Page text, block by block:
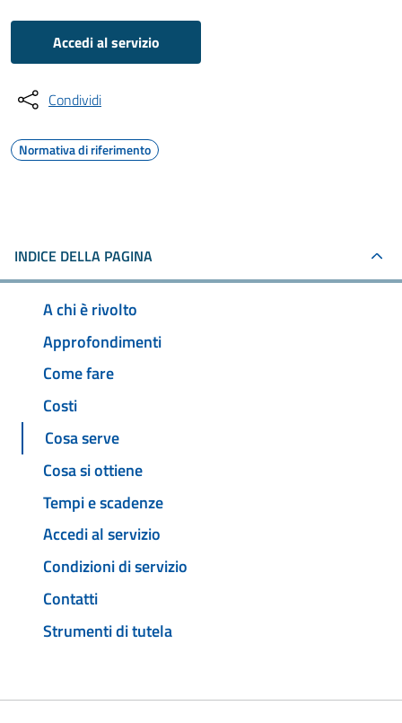
Accedi al servizio
Condividi
Normativa di riferimento
INDICE DELLA PAGINA
A chi è rivolto
Approfondimenti
Come fare
Costi
Cosa serve
Cosa si ottiene
Tempi e scadenze
Accedi al servizio
Condizioni di servizio
Contatti
Strumenti di tutela